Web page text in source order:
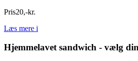
Pris20,-kr.
Læs mere i
Hjemmelavet sandwich - vælg